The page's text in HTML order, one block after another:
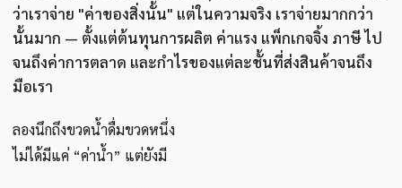
ว่าเราจ่าย "ค่าของสิ่งนั้น" แต่ในความจริง เราจ่ายมากกว่า
นั้นมาก — ตั้งแต่ต้นทุนการผลิต ค่าแรง แพ็กเกจจิ้ง ภาษี ไป
จนถึงค่าการตลาด และกำไรของแต่ละชั้นที่ส่งสินค้าจนถึง
มือเรา
ลองนึกถึงขวดน้ำดื่มขวดหนึ่ง
ไม่ได้มีแค่ “ค่าน้ำ” แต่ยังมี